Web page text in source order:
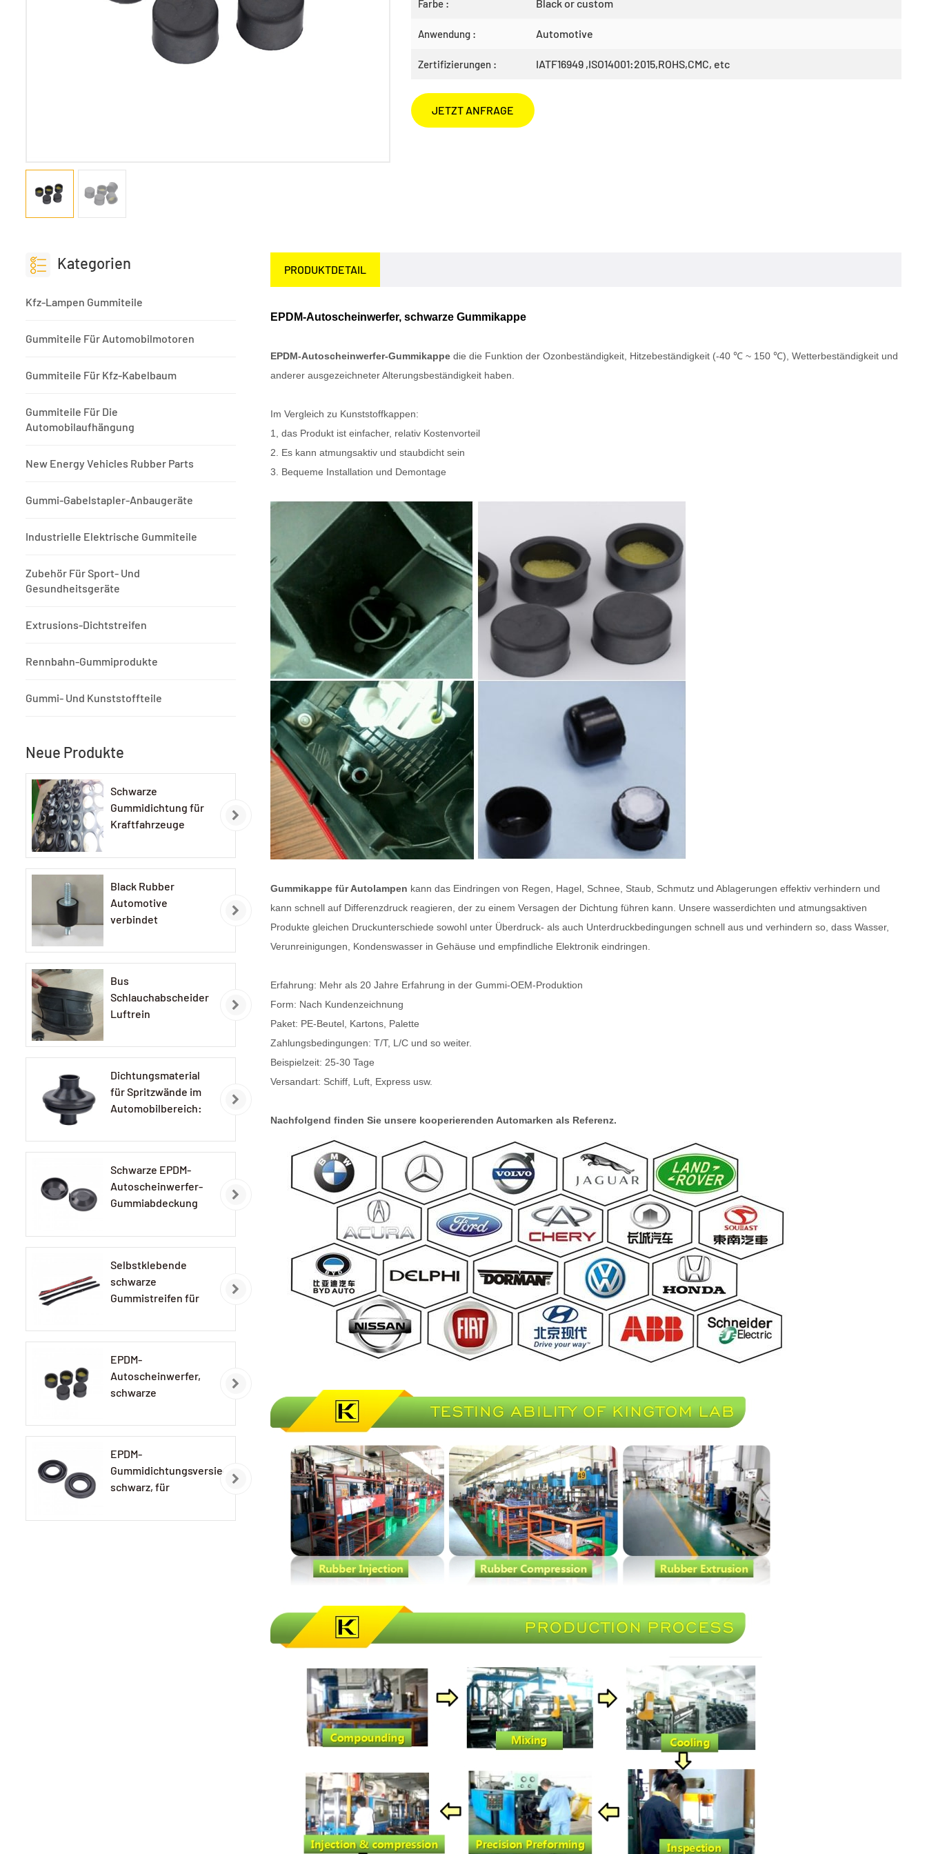
Farbe : Black or custom
Anwendung : Automotive
Zertifizierungen : IATF16949 ,ISO14001:2015,ROHS,CMC, etc
JETZT ANFRAGE
PRODUKTDETAIL
EPDM-Autoscheinwerfer, schwarze Gummikappe
EPDM-Autoscheinwerfer-Gummikappedie die Funktion der Ozonbeständigkeit, Hitzebeständigkeit (-40 ℃ ~ 150 ℃), Wetterbeständigkeit und
anderer ausgezeichneter Alterungsbeständigkeit haben.
Im Vergleich zu Kunststoffkappen:
1, das Produkt ist einfacher, relativ Kostenvorteil
2. Es kann atmungsaktiv und staubdicht sein
3. Bequeme Installation und Demontage
Gummikappe für Autolampen kann das Eindringen von Regen, Hagel, Schnee, Staub, Schmutz und Ablagerungen effektiv verhindern und
kann schnell auf Differenzdruck reagieren, der zu einem Versagen der Dichtung führen kann. Unsere wasserdichten und atmungsaktiven
Produkte gleichen Druckunterschiede sowohl unter Überdruck- als auch Unterdruckbedingungen schnell aus und verhindern so, dass Wasser,
Verunreinigungen, Kondenswasser in Gehäuse und empfindliche Elektronik eindringen.
Erfahrung: Mehr als 20 Jahre Erfahrung in der Gummi-OEM-Produktion
Form: Nach Kundenzeichnung
Paket: PE-Beutel, Kartons, Palette
Zahlungsbedingungen: T/T, L/C und so weiter.
Beispielzeit: 25-30 Tage
Versandart: Schiff, Luft, Express usw.
Nachfolgend finden Sie unsere kooperierenden Automarken als Referenz.
Kategorien
Kfz-Lampen Gummiteile
Gummiteile Für Automobilmotoren
Gummiteile Für Kfz-Kabelbaum
Gummiteile Für Die
Automobilaufhängung
New Energy Vehicles Rubber Parts
Gummi-Gabelstapler-Anbaugeräte
Industrielle Elektrische Gummiteile
Zubehör Für Sport- Und
Gesundheitsgeräte
Extrusions-Dichtstreifen
Rennbahn-Gummiprodukte
Gummi- Und Kunststoffteile
Neue Produkte
Schwarze
Gummidichtung für
Kraftfahrzeuge
Black Rubber
Automotive
verbindet
Bus
Schlauchabscheider
Luftrein
Dichtungsmaterial
für Spritzwände im
Automobilbereich:
Gummidichtungen
Schwarze EPDM-
Autoscheinwerfer-
Gummiabdeckung
Selbstklebende
schwarze
Gummistreifen für
EPDM-
Autoscheinwerfer,
schwarze
EPDM-
Gummidichtungsversiegelung,
schwarz, für